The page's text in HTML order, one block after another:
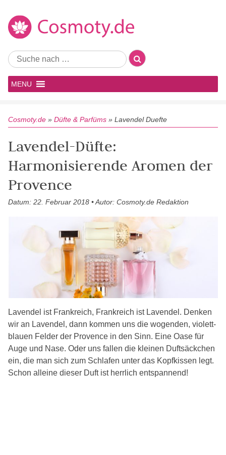
MENU
Cosmoty.de » Düfte & Parfüms » Lavendel Duefte
Lavendel-Düfte:
Harmonisierende Aromen der
Provence
Datum: 22. Februar 2018 • Autor: Cosmoty.de Redaktion
Lavendel ist Frankreich, Frankreich ist Lavendel. Denken
wir an Lavendel, dann kommen uns die wogenden, violett-
blauen Felder der Provence in den Sinn. Eine Oase für
Auge und Nase. Oder uns fallen die kleinen Duftsäckchen
ein, die man sich zum Schlafen unter das Kopfkissen legt.
Schon alleine dieser Duft ist herrlich entspannend!